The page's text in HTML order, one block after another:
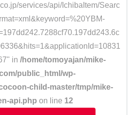
services/api/IchibaItem/Searc
in /home/tomoyajan/mike-
public_html/wp-
child-master/tmp/mike-
api.php on line 12